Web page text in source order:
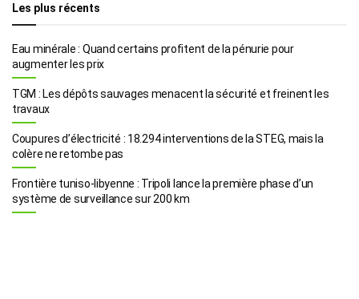
Les plus récents
Eau minérale : Quand certains profitent de la pénurie pour
augmenter les prix
TGM : Les dépôts sauvages menacent la sécurité et freinent les
travaux
Coupures d’électricité : 18.294 interventions de la STEG, mais la
colère ne retombe pas
Frontière tuniso-libyenne : Tripoli lance la première phase d’un
système de surveillance sur 200 km